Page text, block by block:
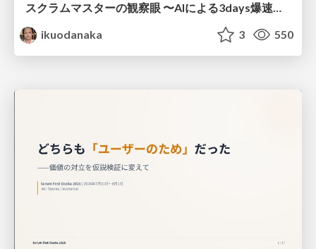
スクラムマスターの観察眼 〜AIによる3days爆速キャッチアップと次の一手〜/The Scrum Master's Insight: Lightning-Fast 3-Day Catch-Up with AI and the Next Move
ikuodanaka
3 550